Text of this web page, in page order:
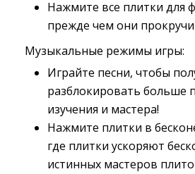
Нажмите все плитки для
прежде чем они
Музыкальные режимы игры:
Играйте песни, чтобы
разблокировать больше
изучения и мастера!
Нажмите плитки в
где плитки ускоряют
истинных мастеров